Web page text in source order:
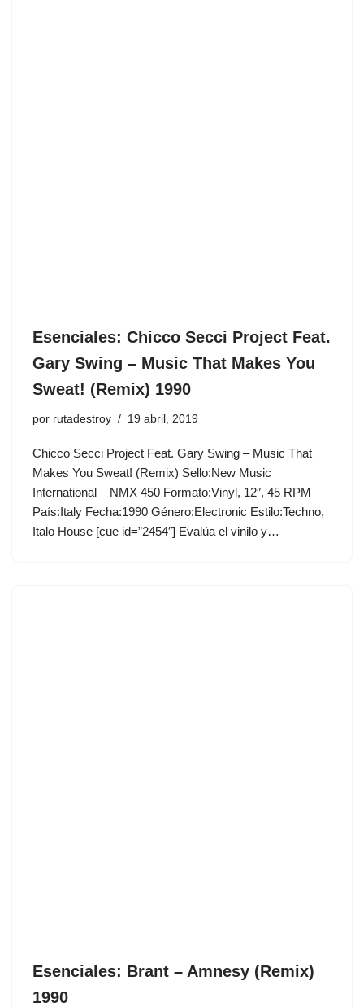
Esenciales: Chicco Secci Project Feat.
Gary Swing ‎– Music That Makes You
Sweat! (Remix) 1990
por rutadestroy 19 abril, 2019
Chicco Secci Project Feat. Gary Swing ‎– Music That
Makes You Sweat! (Remix) Sello:New Music
International ‎– NMX 450 Formato:Vinyl, 12″, 45 RPM
País:Italy Fecha:1990 Género:Electronic Estilo:Techno,
Italo House [cue id=”2454″] Evalúa el vinilo y…
Esenciales: Brant ‎– Amnesy (Remix)
1990